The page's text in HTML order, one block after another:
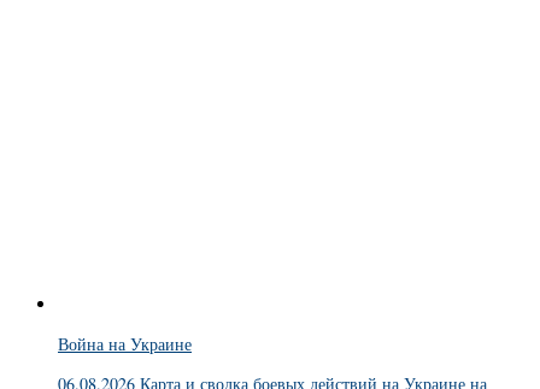
Война на Украине
06.08.2026 Карта и сводка боевых действий на Украине на